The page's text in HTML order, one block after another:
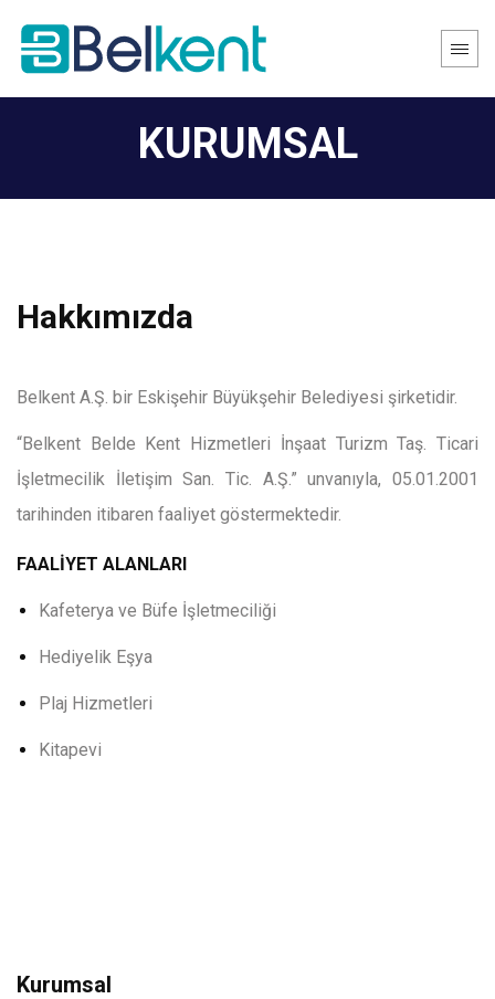
KURUMSAL
Hakkımızda
Belkent A.Ş. bir Eskişehir Büyükşehir Belediyesi şirketidir.
“Belkent Belde Kent Hizmetleri İnşaat Turizm Taş. Ticari
İşletmecilik İletişim San. Tic. A.Ş.” unvanıyla, 05.01.2001
tarihinden itibaren faaliyet göstermektedir.
FAALİYET ALANLARI
Kafeterya ve Büfe İşletmeciliği
Hediyelik Eşya
Plaj Hizmetleri
Kitapevi
Kurumsal